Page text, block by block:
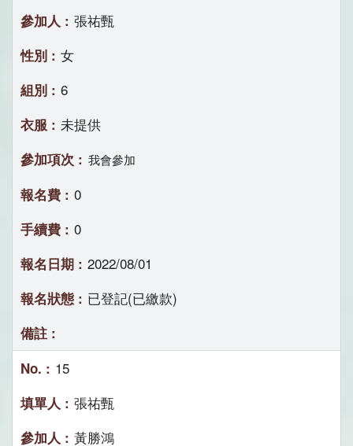
張祐甄
女
6
未提供
我會參加
0
0
2022/08/01
已登記(已繳款)
15
張祐甄
黃勝鴻